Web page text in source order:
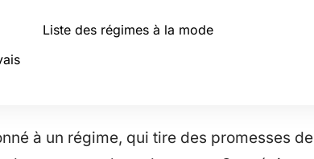
Liste des régimes à la mode
à un régime, qui tire des promesses de